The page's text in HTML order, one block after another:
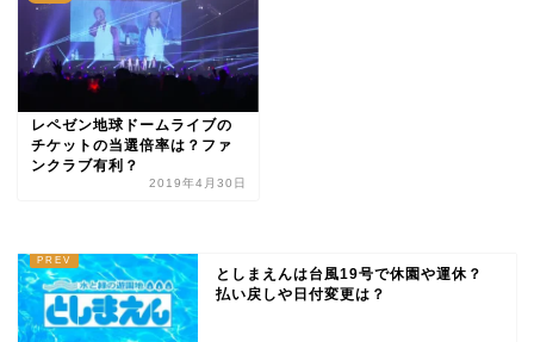
レペゼン地球ドームライブの
チケットの当選倍率は？ファ
ンクラブ有利？
2019年4月30日
としまえんは台風19号で休園や運休？
払い戻しや日付変更は？